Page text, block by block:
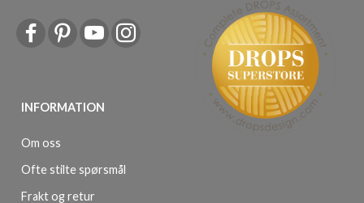
INFORMATION
Om oss
Ofte stilte spørsmål
Frakt og retur